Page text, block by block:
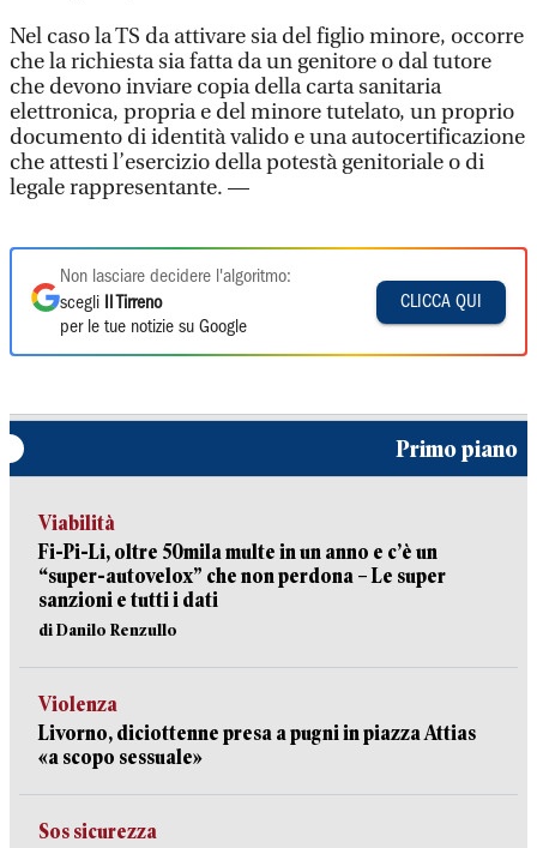
Nel caso la TS da attivare sia del figlio minore, occorre
che la richiesta sia fatta da un genitore o dal tutore
che devono inviare copia della carta sanitaria
elettronica, propria e del minore tutelato, un proprio
documento di identità valido e una autocertificazione
che attesti l’esercizio della potestà genitoriale o di
legale rappresentante. —
Non lasciare decidere l'algoritmo:
scegli
Il Tirreno
per le tue notizie su Google
CLICCA QUI
Primo piano
Viabilità
Fi-Pi-Li, oltre 50mila multe in un anno e c’è un
“super-autovelox” che non perdona – Le super
sanzioni e tutti i dati
di Danilo Renzullo
Violenza
Livorno, diciottenne presa a pugni in piazza Attias
«a scopo sessuale»
Sos sicurezza